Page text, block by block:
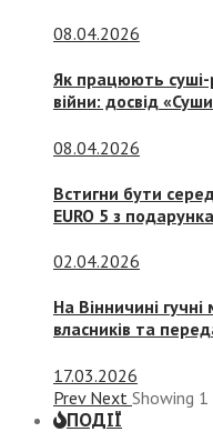
08.04.2026
Як працюють суші-
війни: досвід
08.04.2026
Встигни бути
EURO 5 з
02.04.2026
На Вінничині
власників та
17.03.2026
Prev Next Showing 1
ПОДІЇ